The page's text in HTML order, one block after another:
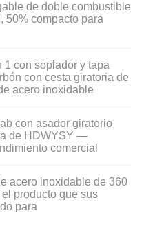
de doble combustible
compacto para
1 con soplador y tapa
con cesta giratoria de
acero inoxidable
con asador giratorio
de HDWYSY —
comercial
acero inoxidable de 360
producto que sus
para